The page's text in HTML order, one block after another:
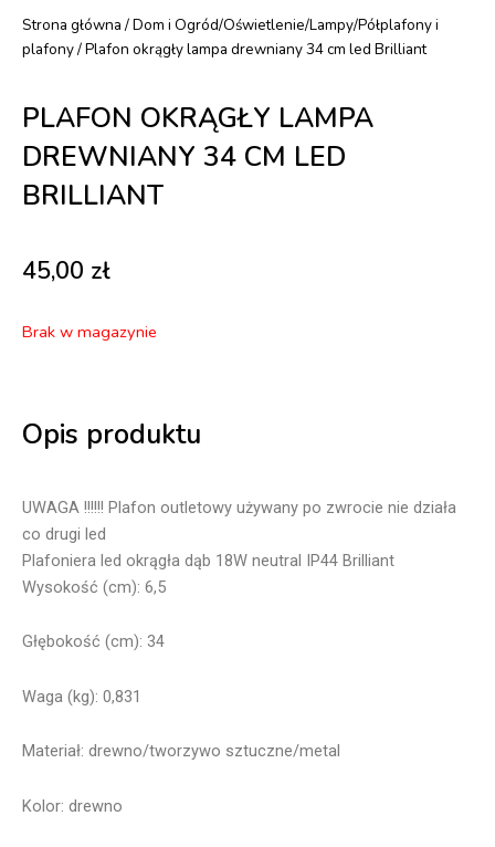
Strona główna /Dom i Ogród/Oświetlenie/Lampy/Półplafony i
plafony/ Plafon okrągły lampa drewniany 34 cm led Brilliant
PLAFON OKRĄGŁY LAMPA
DREWNIANY 34 CM LED
BRILLIANT
45,00 zł
Brak w magazynie
Opis produktu
UWAGA !!!!!! Plafon outletowy używany po zwrocie nie działa
co drugi led
Plafoniera led okrągła dąb 18W neutral IP44 Brilliant
Wysokość (cm): 6,5
Głębokość (cm): 34
Waga (kg): 0,831
Materiał: drewno/tworzywo sztuczne/metal
Kolor: drewno